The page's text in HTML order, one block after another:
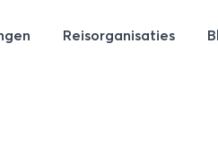
Reisorganisaties